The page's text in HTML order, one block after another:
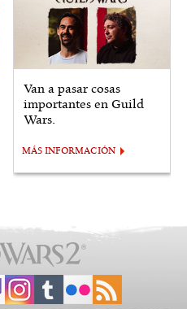
Van a pasar cosas
importantes en Guild
Wars.
MÁS INFORMACIÓN